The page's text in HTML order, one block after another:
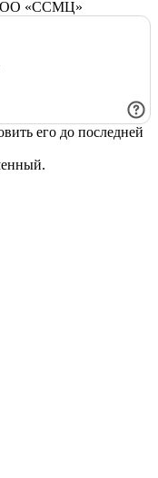
«ССМЦ»
его до последней